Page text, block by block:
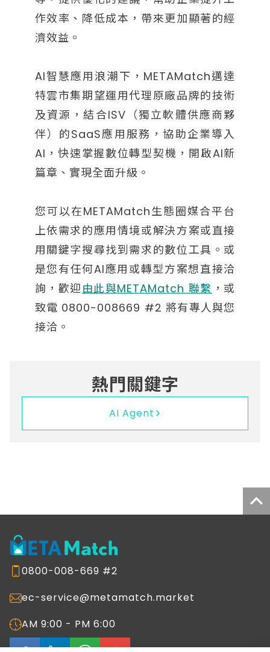
作效率、降低成本，帶來更加顯著的經
濟效益。
AI智慧應用浪潮下，METAMatch邁達
特雲市集期望運用代理原廠品牌的技術
及資源，結合ISV（獨立軟體供應商夥
伴）的SaaS應用服務，協助企業導入
AI，快速掌握數位轉型契機，開啟AI新
篇章、實現全面升級。
您可以在METAMatch生態圈媒合平台
上依需求的應用情境或解決方案或直接
用關鍵字搜尋找到需求的數位工具。或
是您有任何AI應用或轉型方案想直接洽
詢，歡迎 由此與METAMatch 聯繫 ，或
致電 0800-008669 #2 將有專人與您
接洽。
熱門關鍵字
AI Agent
0800-008-669 #2
ec-service@metamatch.market
AM 9:00 - PM 6:00